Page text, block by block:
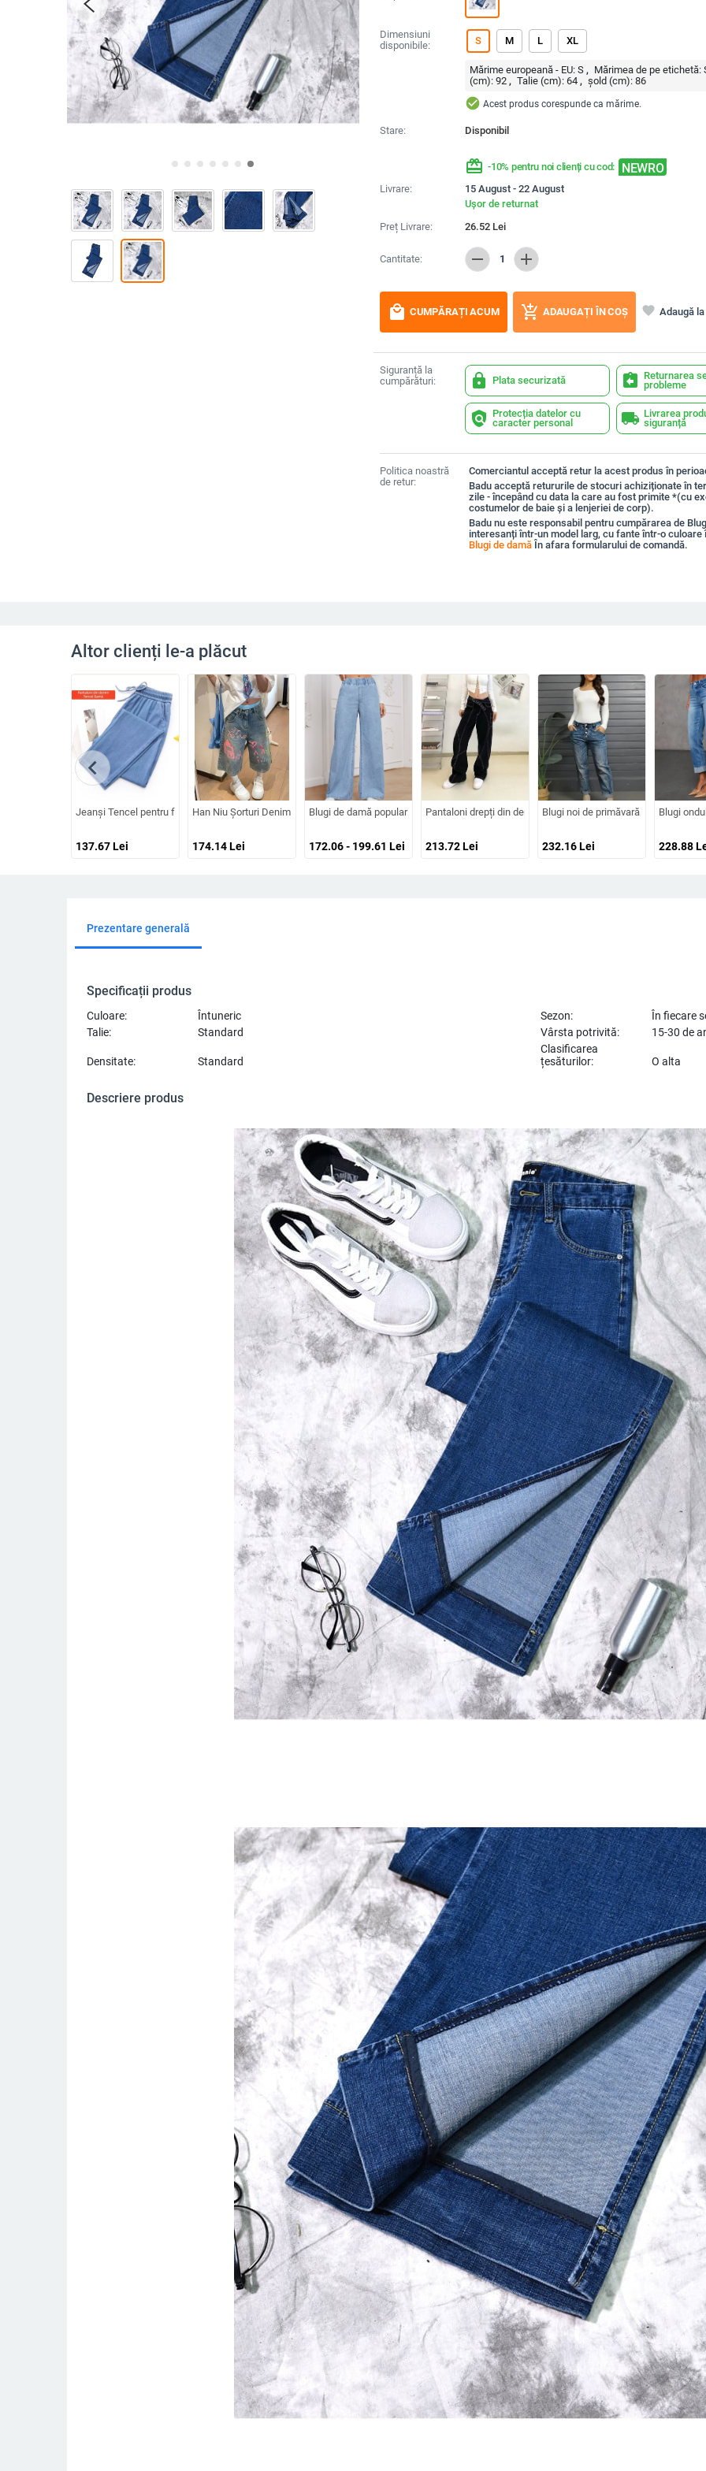
Dimensiuni
disponibile:
S M L XL
Mărime europeană - EU: S Mărimea de pe etichetă:
(cm): 92 Talie (cm): 64 șold (cm): 86
check_circle Acest produs corespunde ca mărime.
Stare: Disponibil
redeem -10% pentru noi clienți cu cod: NEWRO
Livrare:
15 August - 22 August
Ușor de returnat
Preț Livrare:
26.52Lei
Cantitate: remove 1 add
local_mall CUMPĂRAȚI ACUM add_shopping_cart ADAUGAȚI ÎN COȘ favorite Adaugă
Siguranță la
cumpărături:
lock Plata securizată assignment_return Returnarea
probleme
policy Protecția datelor cu
caracter personal
local_shipping Livrarea
siguranță
Politica noastră
de retur:
Comerciantul acceptă retur la acest produs în
Badu acceptă retururile de stocuri achiziționate în
zile - începând cu data la care au fost primite *(cu
costumelor de baie și a lenjeriei de corp).
Badu nu este responsabil pentru cumpărarea de
interesanți într-un model larg, cu fante într-o culoare
Blugi de damăÎn afara formularului de comandă.
Altor clienți le-a plăcut
Jeanși Tencel pentru femei, vară ușoară, talie înaltă, croială largă, croială drapată, model 2026, plus size, petite
137.67Lei
Han Niu Şorturi Denim pentru Femei cu Imprimare Grafică, Croială Lejeră, Stil Retro, Talie Înaltă, Lungime Cropped
174.14Lei
Blugi de damă populari, cu talie înaltă, cu picior drept, lejer, casual, versatil, lungi,
172.06 - 199.61 Lei
Pantaloni drepți din denim cu cusături asimetrice, design
213.72Lei
Blugi noi de primăvară și toamnă,
232.16Lei
Blugi
228.88
chevron_left
Prezentare generală
Specificații produs
Culoare: Întuneric Sezon:
În fiecare
Talie:
Standard Vârsta potrivită: 15-30 de
Densitate: Standard
Clasificarea
țesăturilor:
O alta
Descriere produs